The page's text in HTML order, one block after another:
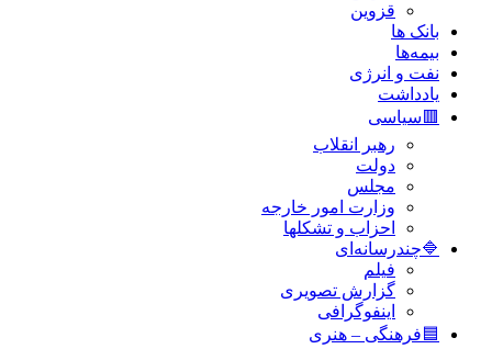
قزوین
بانک ها
بیمه‌ها
نفت و انرژی
یادداشت
🟥سیاسی
رهبر انقلاب
دولت
مجلس
وزارت امور خارجه
احزاب و تشکلها
🔷چندرسانه‌ای
فیلم
گزارش تصویری
اینفوگرافی
🟦فرهنگی – هنری